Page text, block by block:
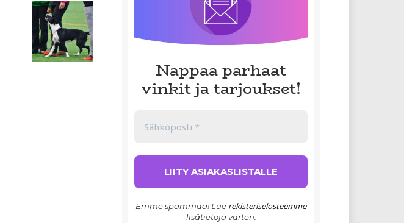
Nappaa parhaat
vinkit ja tarjoukset!
Emme spämmää! Lue rekisteriselosteemme
lisätietoja varten.